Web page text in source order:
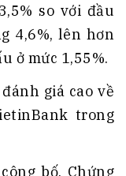
so với đầu
4,6%, lên hơn
ở mức 1,55%.
giá cao về
trong
bố, Chứng